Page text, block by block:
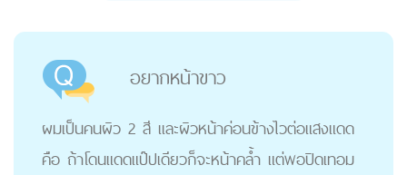
อยากหน้าขาว
ผมเป็นคนผิว 2 สี เเละผิวหน้าค่อนข้างไวต่อแสงแดด
คือ ถ้าโดนแดดแป๊ปเดียวก็จะหน้าคล้ำ แต่พอปิดเทอม